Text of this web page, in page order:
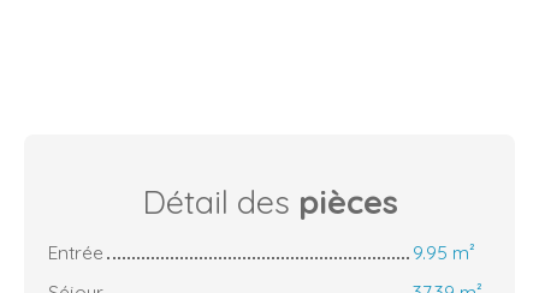
Détail des pièces
Entrée
9.95 m²